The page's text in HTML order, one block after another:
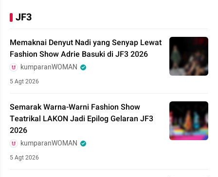
JF3
Memaknai Denyut Nadi yang Senyap Lewat
Fashion Show Adrie Basuki di JF3 2026
kumparanWOMAN
5 Agt 2026
Semarak Warna-Warni Fashion Show
Teatrikal LAKON Jadi Epilog Gelaran JF3
2026
kumparanWOMAN
5 Agt 2026